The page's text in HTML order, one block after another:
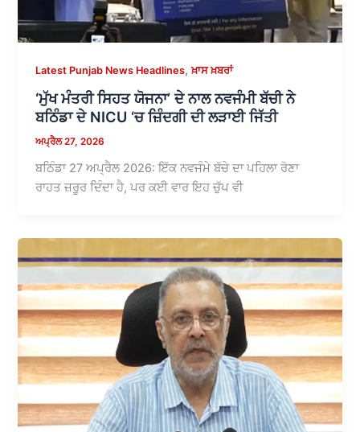
Latest Punjab News Headlines,ਖ਼ਾਸ ਖ਼ਬਰਾਂ
‘ਮੁੱਖ ਮੰਤਰੀ ਸਿਹਤ ਯੋਜਨਾ’ ਦੇ ਨਾਲ ਨਵਜੰਮੀ ਬੱਚੀ ਨੇ
ਬਠਿੰਡਾ ਦੇ NICU ‘ਚ ਜ਼ਿੰਦਗੀ ਦੀ ਲੜਾਈ ਜਿੱਤੀ
ਅਪ੍ਰੈਲ 27, 2026
ਬਠਿੰਡਾ 27 ਅਪ੍ਰੈਲ 2026: ਇੱਕ ਨਵਜੰਮੇ ਬੱਚੇ ਦਾ ਪਹਿਲਾ ਰੋਣਾ
ਰਾਹਤ ਜ਼ਰੂਰ ਦਿੰਦਾ ਹੈ, ਪਰ ਕਈ ਵਾਰ ਇਹ ਚੁੱਪ ਵੀ